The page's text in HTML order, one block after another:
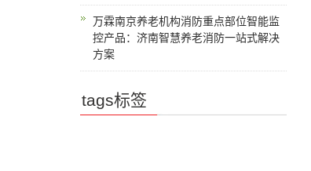
万霖南京养老机构消防重点部位智能监
控产品：济南智慧养老消防一站式解决
方案
tags标签